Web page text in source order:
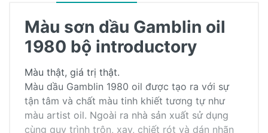
Màu sơn dầu Gamblin oil
1980 bộ introductory
Màu thật, giá trị thật.
Màu dầu Gamblin 1980 oil được tạo ra với sự
tận tâm và chất màu tinh khiết tương tự như
màu artist oil. Ngoài ra nhà sản xuất sử dụng
cùng quy trình trộn, xay, chiết rót và dán nhãn